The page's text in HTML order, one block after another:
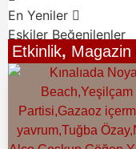
En Yeniler
Eskiler Beğenilenler
Etkinlik, Magazin